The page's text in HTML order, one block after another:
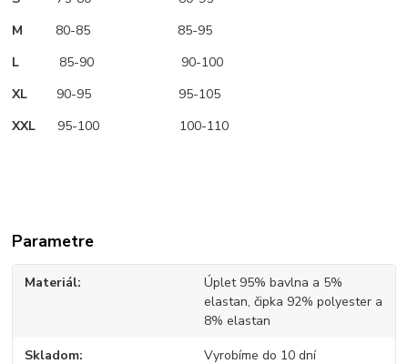
M 80-85 85-95
L 85-90 90-100
XL 90-95 95-105
XXL 95-100 100-110
Parametre
Materiál
Úplet 95% bavlna a 5%
elastan, čipka 92% polyester a
8% elastan
Skladom Vyrobíme do 10 dní